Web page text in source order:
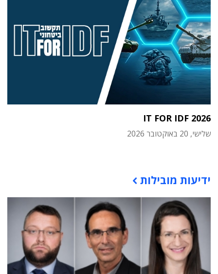
IT FOR IDF 2026
שלישי, 20 באוקטובר 2026
ידיעות מובילות